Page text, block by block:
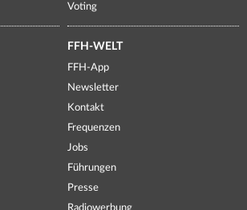
Voting
FFH-WELT
FFH-App
Newsletter
Kontakt
Frequenzen
Jobs
Führungen
Presse
Radiowerbung